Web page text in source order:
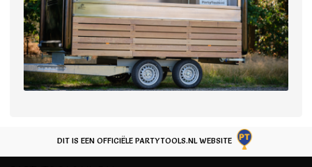
DIT IS EEN OFFICIËLE PARTYTOOLS.NL WEBSITE